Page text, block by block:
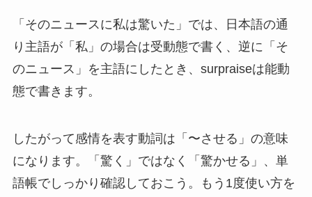
「そのニュースに私は驚いた」では、日本語の通
り主語が「私」の場合は受動態で書く、逆に「そ
のニュース」を主語にしたとき、surpraiseは能動
態で書きます。
したがって感情を表す動詞は「〜させる」の意味
になります。「驚く」ではなく「驚かせる」、単
語帳でしっかり確認しておこう。もう1度使い方を